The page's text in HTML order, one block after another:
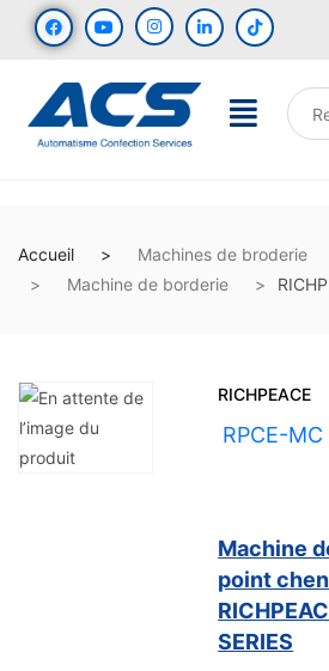
Accueil
Machines de broderie
Machine de borderie
RICHPEACE
RPCE-MC
Machine
point
SERIES